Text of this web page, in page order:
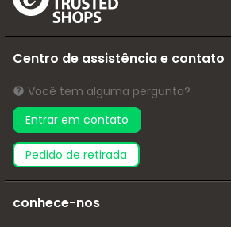
Centro de assistência e contato
Você tem alguma pergunta?
Entrar em contato
pedido de retirada
conhece-nos